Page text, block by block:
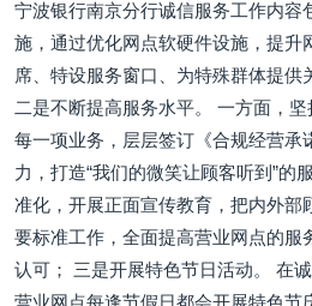
宁波银行南京分行诚信服务工作内容
施，通过优化网点软硬件设施，提升
席、特设服务窗口、为特殊群体提供
二是不断提高服务水平。 一方面，
每一项业务，层层签订《合规经营承
力，打造“我们的微笑让顾客听到”的
准化，开展正面宣传教育，把内外部
要标准工作，全面提高营业网点的服
认可； 三是开展特色节日活动。 在
营业网点每逢节假日都会开展特色节